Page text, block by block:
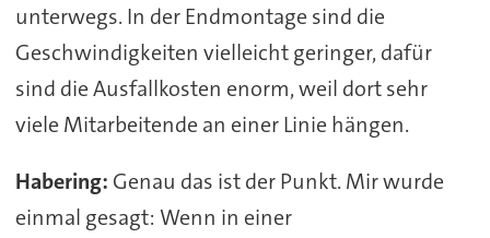
unterwegs. In der Endmontage sind die
Geschwindigkeiten vielleicht geringer, dafür
sind die Ausfallkosten enorm, weil dort sehr
viele Mitarbeitende an einer Linie hängen.
Habering: Genau das ist der Punkt. Mir wurde
einmal gesagt: Wenn in einer